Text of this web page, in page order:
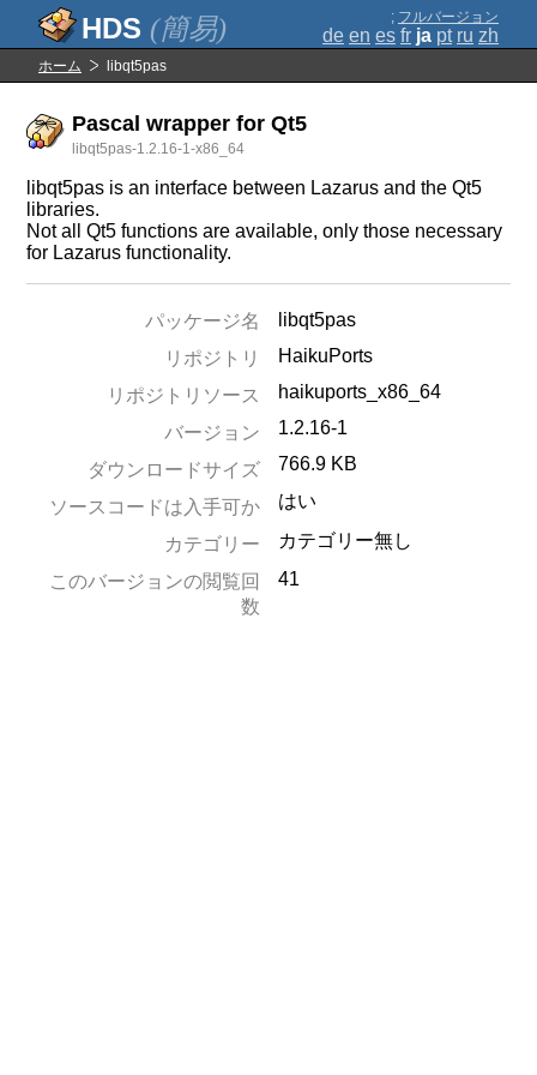
(簡易) ; フルバージョン
de en es fr ja pt ru zh
ホーム libqt5pas
Pascal wrapper for Qt5
libqt5pas-1.2.16-1-x86_64
libqt5pas is an interface between Lazarus and the Qt5
libraries.
Not all Qt5 functions are available, only those necessary
for Lazarus functionality.
パッケージ名
libqt5pas
リポジトリ
HaikuPorts
リポジトリソース
haikuports_x86_64
バージョン
1.2.16-1
ダウンロードサイズ 766.9 KB
ソースコードは入手可か はい
カテゴリー
カテゴリー無し
このバージョンの閲覧回
数
41